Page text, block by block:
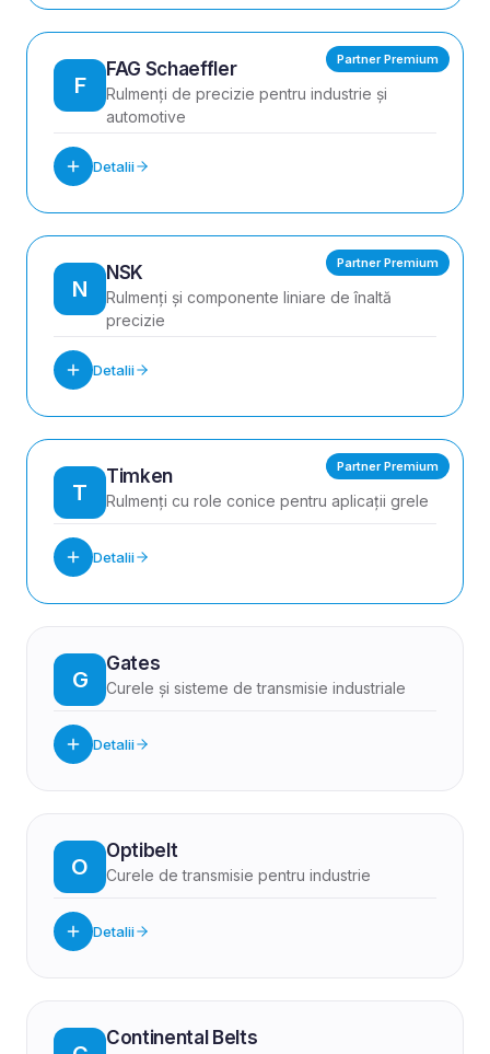
F
FAG Schaeffler
Rulmenți de precizie pentru industrie și
automotive
Detalii
Partner Premium
N
NSK
Rulmenți și componente liniare de înaltă
precizie
Detalii
Partner Premium
T
Timken
Rulmenți cu role conice pentru aplicații grele
Detalii
Partner Premium
G
Gates
Curele și sisteme de transmisie industriale
Detalii
O
Optibelt
Curele de transmisie pentru industrie
Detalii
Continental Belts